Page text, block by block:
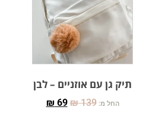
תיק גן עם אוזניים – לבן
החל מ: ₪139
₪ 69